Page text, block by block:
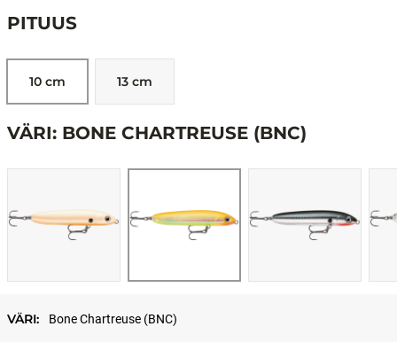
PITUUS
10 cm 13 cm
VÄRI: BONE CHARTREUSE (BNC)
VÄRI: Bone Chartreuse (BNC)